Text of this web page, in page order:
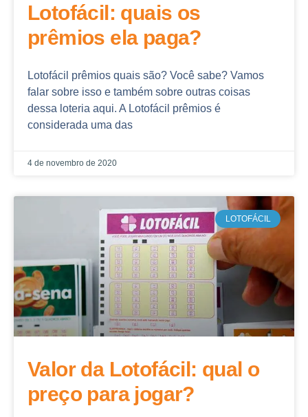
Lotofácil: quais os
prêmios ela paga?
Lotofácil prêmios quais são? Você sabe? Vamos
falar sobre isso e também sobre outras coisas
dessa loteria aqui. A Lotofácil prêmios é
considerada uma das
4 de novembro de 2020
LOTOFÁCIL
Valor da Lotofácil: qual o
preço para jogar?